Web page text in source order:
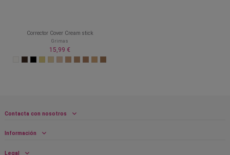
Corrector Cover Cream stick
Grimas
15,99 €
Contacta con nosotros
Información
Legal